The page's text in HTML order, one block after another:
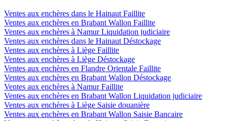
Ventes aux enchères dans le Hainaut Faillite
Ventes aux enchères en Brabant Wallon Faillite
Ventes aux enchères à Namur Liquidation judiciaire
Ventes aux enchères dans le Hainaut Déstockage
Ventes aux enchères à Liège Faillite
Ventes aux enchères à Liège Déstockage
Ventes aux enchères en Flandre Orientale Faillite
Ventes aux enchères en Brabant Wallon Déstockage
Ventes aux enchères à Namur Faillite
Ventes aux enchères en Brabant Wallon Liquidation judiciaire
Ventes aux enchères à Liège Saisie douanière
Ventes aux enchères en Brabant Wallon Saisie Bancaire